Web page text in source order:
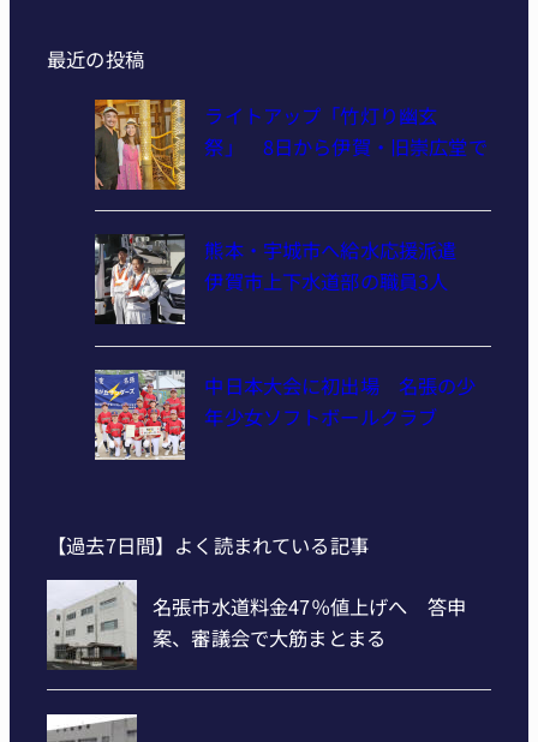
最近の投稿
ライトアップ「竹灯り幽玄
祭」 8日から伊賀・旧崇広堂で
熊本・宇城市へ給水応援派遣
伊賀市上下水道部の職員3人
中日本大会に初出場 名張の少
年少女ソフトボールクラブ
【過去7日間】よく読まれている記事